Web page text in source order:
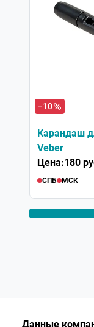
–10
Карандаш
Veber
Цена:180
СПБ МСК
Данные